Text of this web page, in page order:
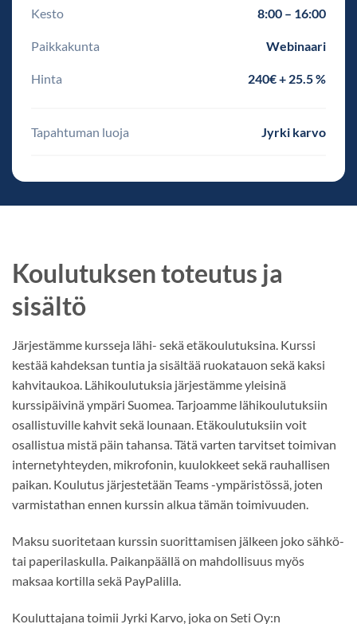
Kesto 8:00 – 16:00
Paikkakunta Webinaari
Hinta 240€ + 25.5 %
Tapahtuman luoja Jyrki karvo
Koulutuksen toteutus ja
sisältö
Järjestämme kursseja lähi- sekä etäkoulutuksina. Kurssi
kestää kahdeksan tuntia ja sisältää ruokatauon sekä kaksi
kahvitaukoa. Lähikoulutuksia järjestämme yleisinä
kurssipäivinä ympäri Suomea. Tarjoamme lähikoulutuksiin
osallistuville kahvit sekä lounaan. Etäkoulutuksiin voit
osallistua mistä päin tahansa. Tätä varten tarvitset toimivan
internetyhteyden, mikrofonin, kuulokkeet sekä rauhallisen
paikan. Koulutus järjestetään Teams -ympäristössä, joten
varmistathan ennen kurssin alkua tämän toimivuuden.
Maksu suoritetaan kurssin suorittamisen jälkeen joko sähkö-
tai paperilaskulla. Paikanpäällä on mahdollisuus myös
maksaa kortilla sekä PayPalilla.
Kouluttajana toimii Jyrki Karvo, joka on Seti Oy:n